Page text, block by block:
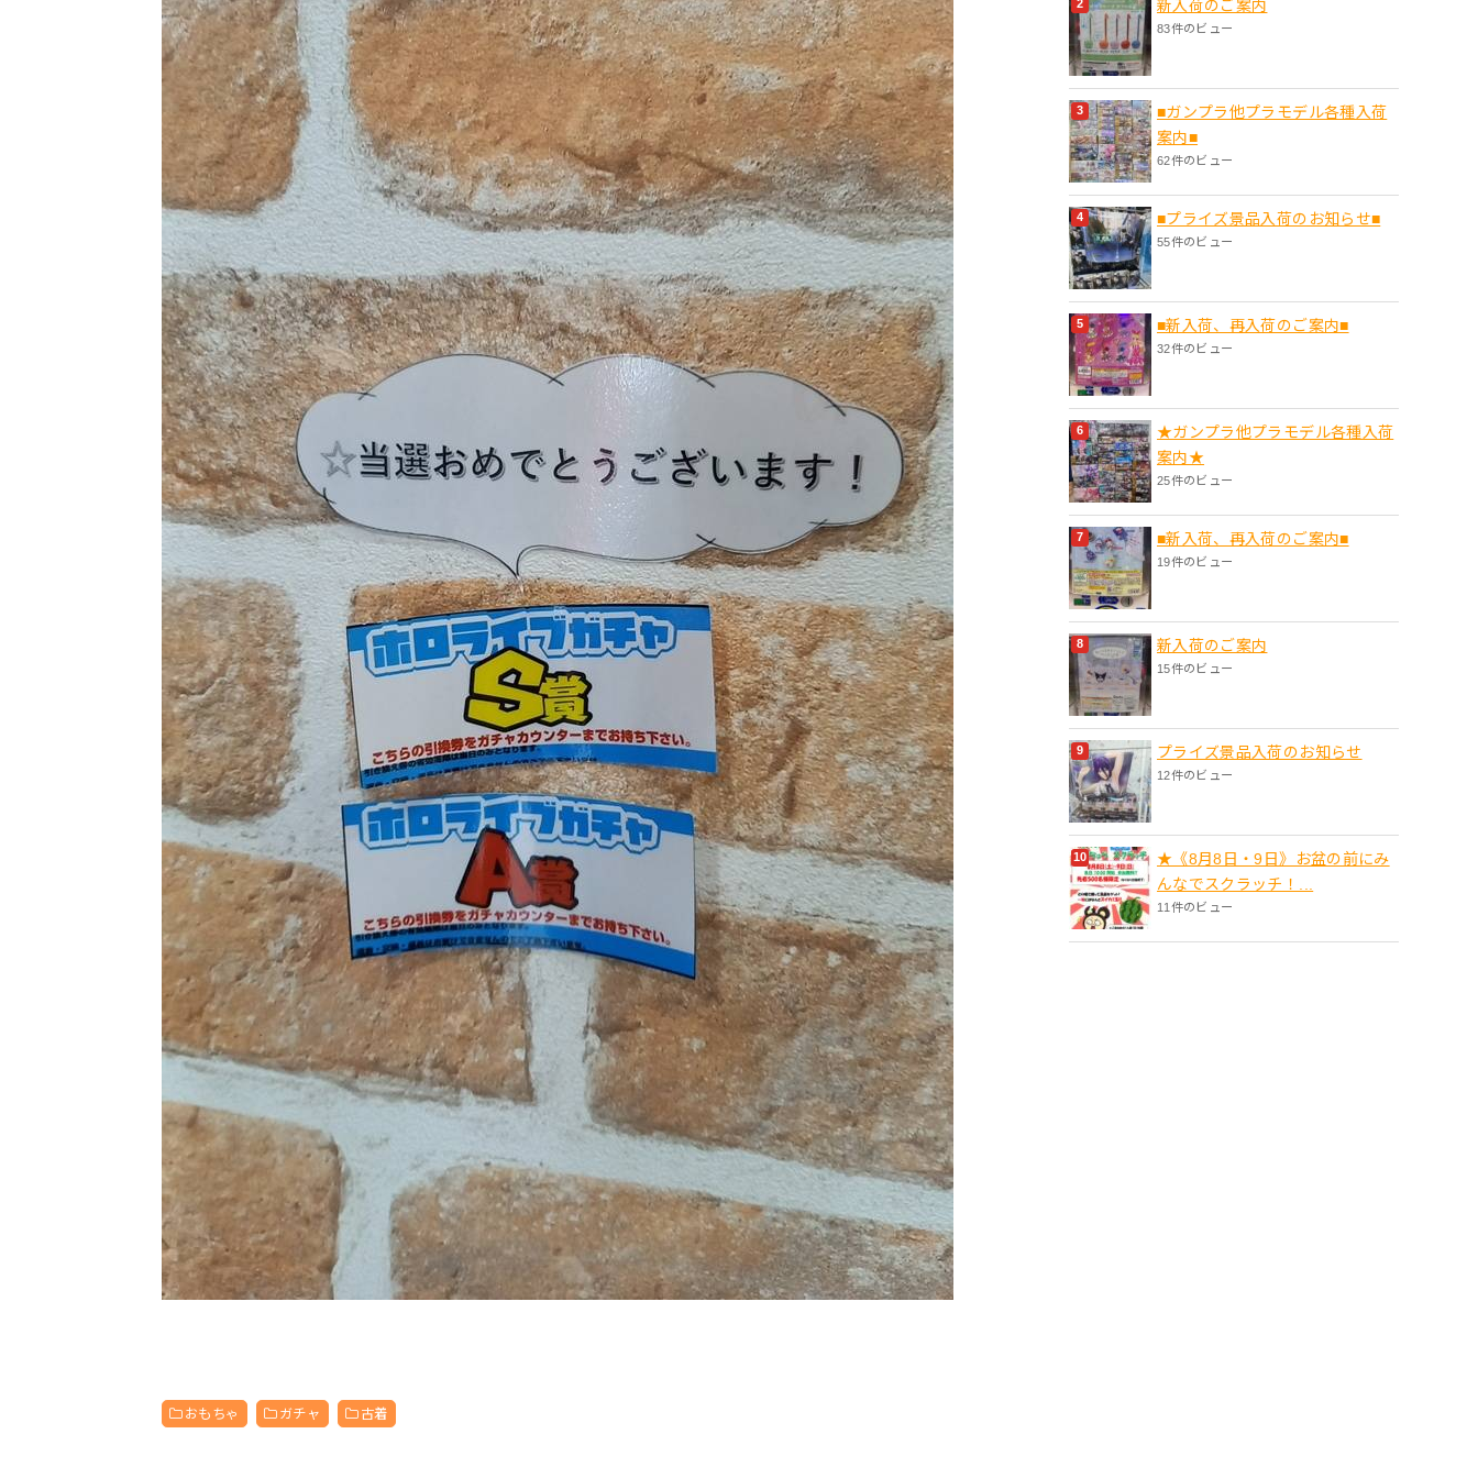
おもちゃ ガチャ 古着
新入荷のご案内
83件のビュー
■ガンプラ他プラモデル各種入荷
案内■
62件のビュー
■プライズ景品入荷のお知らせ■
55件のビュー
■新入荷、再入荷のご案内■
32件のビュー
★ガンプラ他プラモデル各種入荷
案内★
25件のビュー
■新入荷、再入荷のご案内■
19件のビュー
新入荷のご案内
15件のビュー
プライズ景品入荷のお知らせ
12件のビュー
★《8月8日・9日》お盆の前にみ
んなでスクラッチ！...
11件のビュー